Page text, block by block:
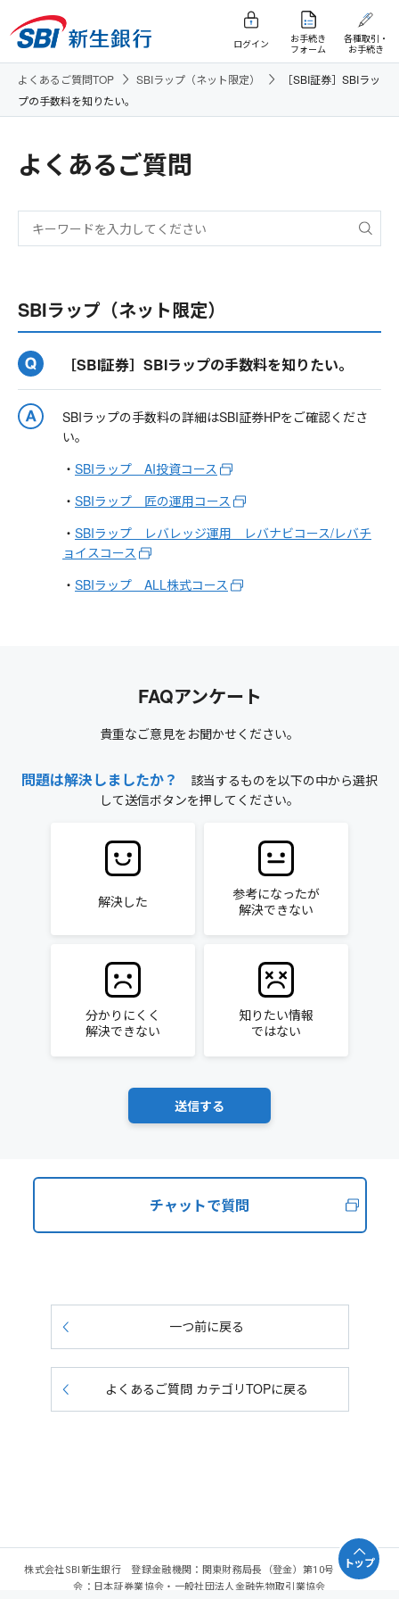
ログイン
お手続き
フォーム
各種取引・
お手続き
よくあるご質問TOP SBIラップ（ネット限定）
［SBI証券］SBIラッ
プの手数料を知りたい。
よくあるご質問
SBIラップ（ネット限定）
［SBI証券］SBIラップの手数料を知りたい。
SBIラップの手数料の詳細はSBI証券HPをご確認くださ
い。
・ SBIラップ AI投資コース
・ SBIラップ 匠の運用コース
・ SBIラップ レバレッジ運用 レバナビコース/レバチ
ョイスコース
・ SBIラップ ALL株式コース
FAQアンケート
貴重なご意見をお聞かせください。
問題は解決しましたか？
該当するものを以下の中から選択
して送信ボタンを押してください。
解決した
参考になったが
解決できない
分かりにくく
解決できない
知りたい情報
ではない
チャットで質問
一つ前に戻る
よくあるご質問 カテゴリTOPに戻る
株式会社SBI新生銀行 登録金融機関：関東財務局長（登金）第10号 加入協
会：日本証券業協会・一般社団法人金融先物取引業協会
トップ